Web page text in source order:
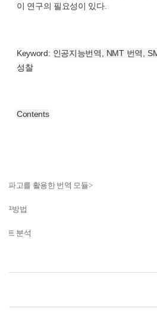
이 연구의 필요성이 있다.
Keyword: 인공지능번역, NMT 번역,
성찰
Contents
파파고를 활용한 번역 모듈>
구방법
트 분석